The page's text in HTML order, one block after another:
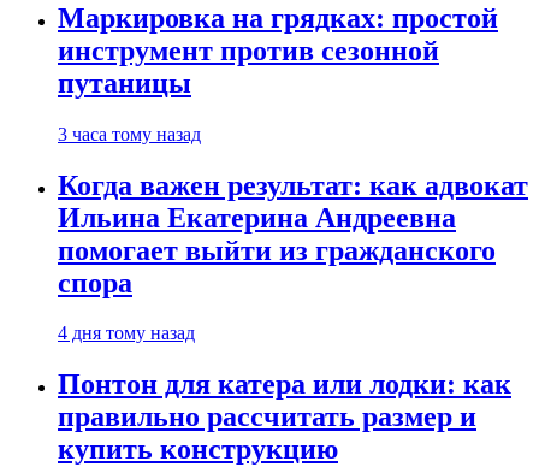
Маркировка на грядках: простой
инструмент против сезонной
путаницы
3 часа тому назад
Когда важен результат: как адвокат
Ильина Екатерина Андреевна
помогает выйти из гражданского
спора
4 дня тому назад
Понтон для катера или лодки: как
правильно рассчитать размер и
купить конструкцию